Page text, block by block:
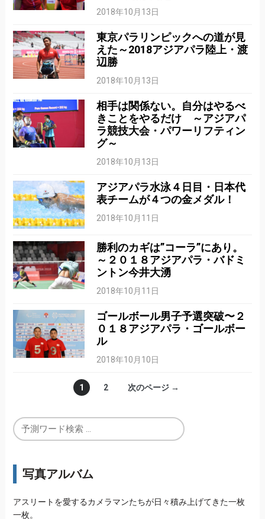
2018年10月13日
東京パラリンピックへの道が見
えた～2018アジアパラ陸上・渡
辺勝
2018年10月13日
相手は関係ない。自分はやるべ
きことをやるだけ ～アジアパ
ラ競技大会・パワーリフティン
グ～
2018年10月13日
アジアパラ水泳４日目・日本代
表チームが４つの金メダル！
2018年10月11日
勝利のカギは”コーラ”にあり。
～２０１８アジアパラ・バドミ
ントン今井大湧
2018年10月11日
ゴールボール男子予選突破〜２
０１８アジアパラ・ゴールボー
ル
2018年10月10日
1 2 次のページ →
写真アルバム
アスリートを愛するカメラマンたちが日々積み上げてきた一枚
一枚。